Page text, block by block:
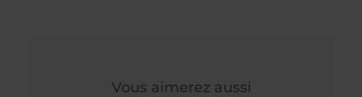
Vous aimerez aussi